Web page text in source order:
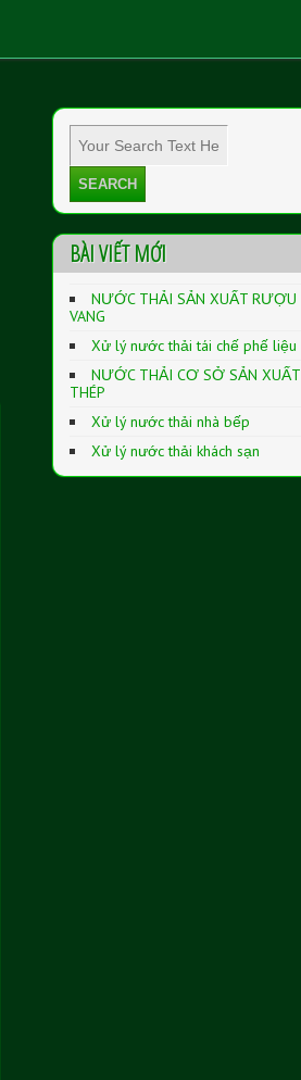
BÀI VIẾT MỚI
NƯỚC THẢI SẢN XUẤT RƯỢU
VANG
Xử lý nước thải tái chế phế liệu
NƯỚC THẢI CƠ SỞ SẢN XUẤT
THÉP
Xử lý nước thải nhà bếp
Xử lý nước thải khách sạn